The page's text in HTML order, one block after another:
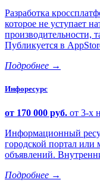
Разработка
которое не уступает
производительности,
Публикуется в
Подробнее →
Инфоресурс
от 170 000 руб. от 3-х
Информационный
городской портал или
объявлений.
Подробнее →